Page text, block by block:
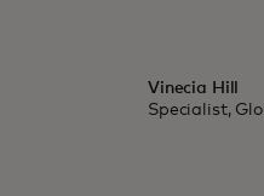
Vinecia Hill
Specialist,